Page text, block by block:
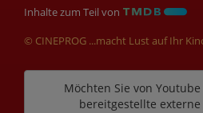
Inhalte zum Teil von
© CINEPROG ...macht Lust auf Ihr
Möchten Sie von
bereitgestellte